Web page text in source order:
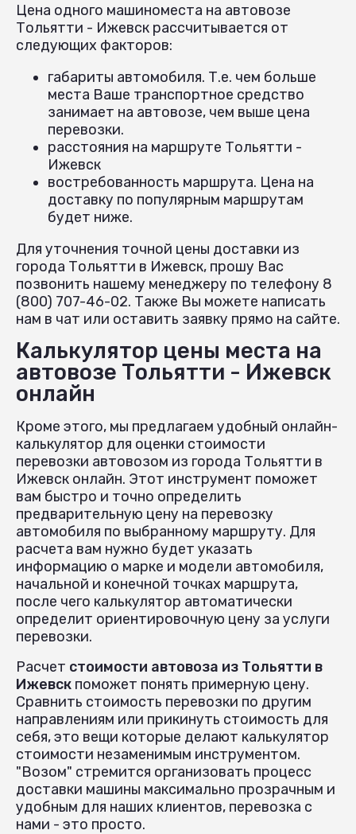
Цена одного машиноместа на автовозе
Тольятти - Ижевск рассчитывается от
следующих факторов:
габариты автомобиля. Т.е. чем больше
места Ваше транспортное средство
занимает на автовозе, чем выше цена
перевозки.
расстояния на маршруте Тольятти -
Ижевск
востребованность маршрута. Цена на
доставку по популярным маршрутам
будет ниже.
Для уточнения точной цены доставки из
города Тольятти в Ижевск, прошу Вас
позвонить нашему менеджеру по телефону 8
(800) 707-46-02. Также Вы можете написать
нам в чат или оставить заявку прямо на сайте.
Калькулятор цены места на
автовозе Тольятти - Ижевск
онлайн
Кроме этого, мы предлагаем удобный онлайн-
калькулятор для оценки стоимости
перевозки автовозом из города Тольятти в
Ижевск онлайн. Этот инструмент поможет
вам быстро и точно определить
предварительную цену на перевозку
автомобиля по выбранному маршруту. Для
расчета вам нужно будет указать
информацию о марке и модели автомобиля,
начальной и конечной точках маршрута,
после чего калькулятор автоматически
определит ориентировочную цену за услуги
перевозки.
Расчет стоимости автовоза из Тольятти в
Ижевск поможет понять примерную цену.
Сравнить стоимость перевозки по другим
направлениям или прикинуть стоимость для
себя, это вещи которые делают калькулятор
стоимости незаменимым инструментом.
"Возом" стремится организовать процесс
доставки машины максимально прозрачным и
удобным для наших клиентов, перевозка с
нами - это просто.